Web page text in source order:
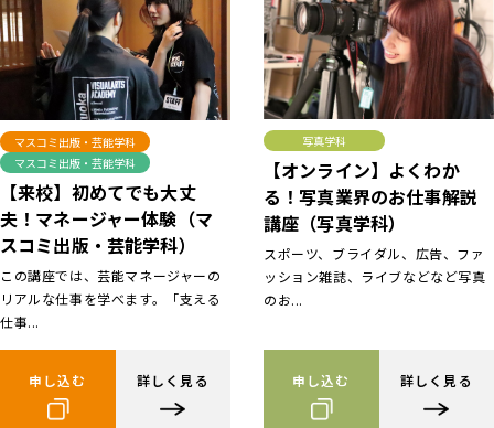
マスコミ出版・芸能学科
マスコミ出版・芸能学科
【来校】初めてでも大丈
夫！マネージャー体験（マ
スコミ出版・芸能学科）
この講座では、芸能マネージャーの
リアルな仕事を学べます。「支える
仕事...
申し込む 詳しく見る
写真学科
【オンライン】よくわか
る！写真業界のお仕事解説
講座（写真学科）
スポーツ、ブライダル、広告、ファ
ッション雑誌、ライブなどなど写真
のお...
申し込む 詳しく見る